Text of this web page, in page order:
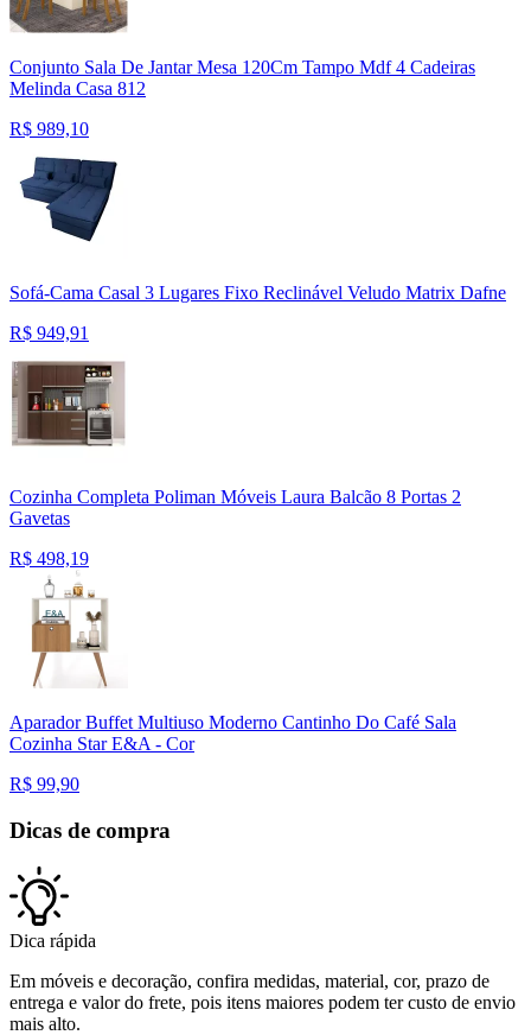
Conjunto Sala De Jantar Mesa 120Cm Tampo Mdf 4 Cadeiras
Melinda Casa 812
R$ 989,10
Sofá-Cama Casal 3 Lugares Fixo Reclinável Veludo Matrix Dafne
R$ 949,91
Cozinha Completa Poliman Móveis Laura Balcão 8 Portas 2
Gavetas
R$ 498,19
Aparador Buffet Multiuso Moderno Cantinho Do Café Sala
Cozinha Star E&A - Cor
R$ 99,90
Dicas de compra
Dica rápida
Em móveis e decoração, confira medidas, material, cor, prazo de
entrega e valor do frete, pois itens maiores podem ter custo de envio
mais alto.